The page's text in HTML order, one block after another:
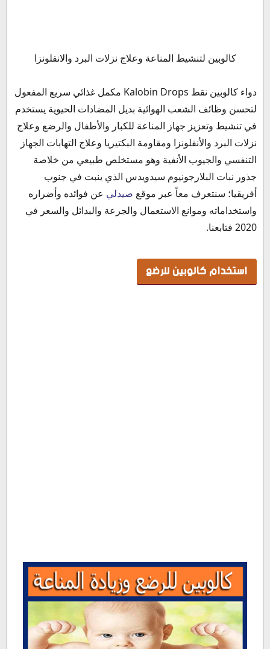
استخدام كالوبين للرضع
دواعي استعمال كالوبين نقط بالفم وفوائده
الآثار والأعراض الجانبية لدواء كالوبين نقط والأضرار
موانع استعمال دواء كالوبين نقط
كالوبين نقط والحمل للحامل
كالوبين نقط والرضاعة
جرعة كالوبين نقط وطريقة استخدامه
جرعة كالوبين نقط للرضع
روشتة لعلاج نزلات البرد والأنفلونزا
روشتة لعلاج الكحة والسعال
متي يجب أن تأخذ المضاد الحيوي
التداخلات الدوائية مع دواء كالوبين نقط
كالوبين لتنشيط المناعة وعلاج نزلات البرد والانفلونزا
دواء كالوبين نقط Kalobin Drops مكمل غذائي سريع المفعول
لتحسن وظائف الشعب الهوائية بديل المضادات الحيوية يستخدم
في تنشيط وتعزيز جهاز المناعة للكبار والأطفال والرضع وعلاج
نزلات البرد والأنفلونزا ومقاومة البكتيريا وعلاج التهابات الجهاز
التنفسي والجيوب الأنفية وهو مستخلص طبيعي من خلاصة
جذور نبات البلارجونيوم سيدويدس الذي ينبت في جنوب
أفريقيا؛ سنتعرف معاً عبر موقع صيدلي عن فوائده وأضراره
واستخداماته وموانع الاستعمال والجرعة والبدائل والسعر في
2020 فتابعنا.
استخدام كالوبين للرضع